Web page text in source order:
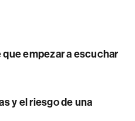
empezar a escuchar
y el riesgo de una